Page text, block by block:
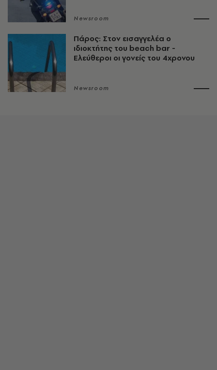
Newsroom
Πάρος: Στον εισαγγελέα ο
ιδιοκτήτης του beach bar -
Ελεύθεροι οι γονείς του 4χρονου
Newsroom